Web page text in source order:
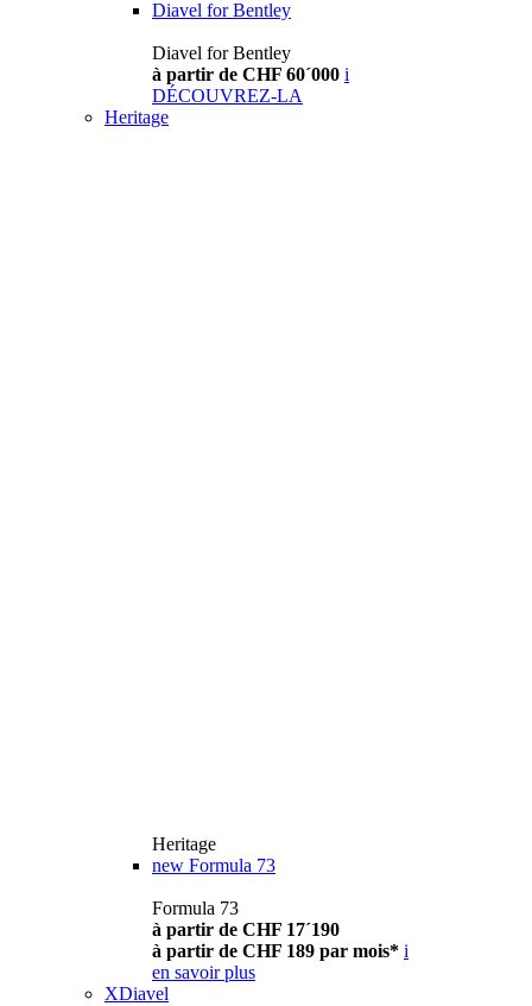
Diavel for Bentley
Diavel for Bentley
à partir de CHF 60´000 i
DÉCOUVREZ-LA
Heritage
Heritage
new Formula 73
Formula 73
à partir de CHF 17´190
à partir de CHF 189 par mois* i
en savoir plus
XDiavel